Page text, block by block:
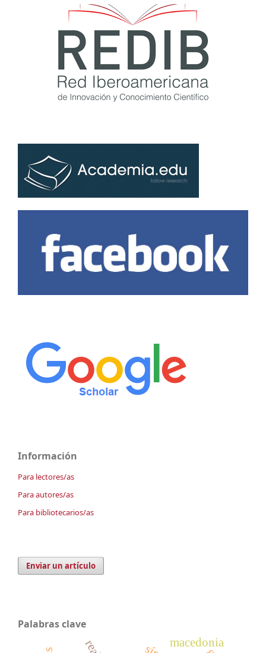
Información
Para lectores/as
Para autores/as
Para bibliotecarios/as
Enviar un artículo
Palabras clave
macedonia